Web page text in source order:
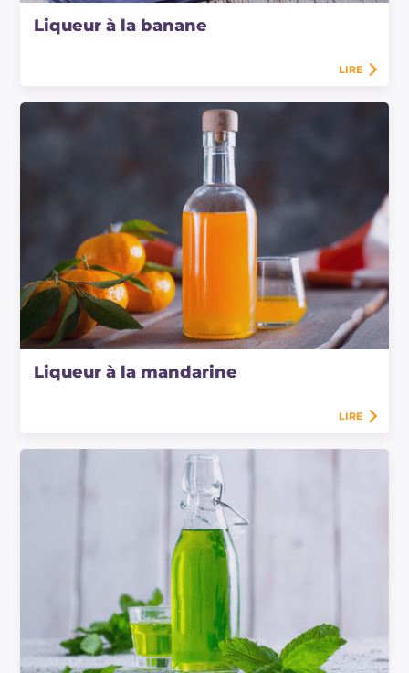
Liqueur à la banane
LIRE
Liqueur à la mandarine
LIRE